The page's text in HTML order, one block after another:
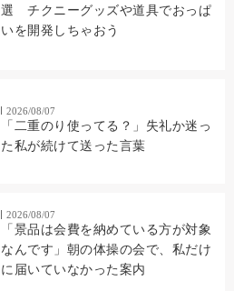
選 チクニーグッズや道具でおっぱ
いを開発しちゃおう
2026/08/07
「二重のり使ってる？」失礼か迷っ
た私が続けて送った言葉
2026/08/07
「景品は会費を納めている方が対象
なんです」朝の体操の会で、私だけ
に届いていなかった案内